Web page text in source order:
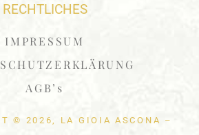
RECHTLICHES
IMPRESSUM
AGB’s
© 2026, LA GIOIA ASCONA –